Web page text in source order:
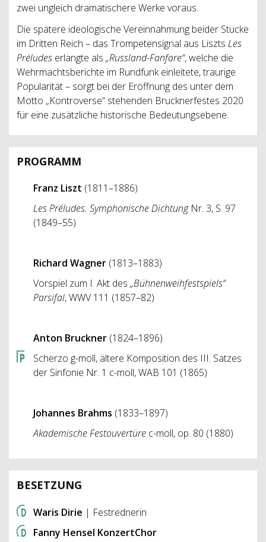
zwei ungleich dramatischere Werke voraus.
Die spätere ideologische Vereinnahmung beider Stücke
im Dritten Reich – das Trompetensignal aus Liszts Les
Préludes erlangte als „Russland-Fanfare“, welche die
Wehrmachtsberichte im Rundfunk einleitete, traurige
Popularität – sorgt bei der Eröffnung des unter dem
Motto „Kontroverse“ stehenden Brucknerfestes 2020
für eine zusätzliche historische Bedeutungsebene.
PROGRAMM
Franz Liszt (1811–1886)
Les Préludes. Symphonische DichtungNr. 3, S. 97
(1849–55)
Richard Wagner (1813–1883)
Vorspiel zum I. Akt des „Bühnenweihfestspiels“
Parsifal, WWV 111 (1857–82)
Anton Bruckner (1824–1896)
Scherzo g-moll, ältere Komposition des III. Satzes
der Sinfonie Nr. 1 c-moll, WAB 101 (1865)
Johannes Brahms (1833–1897)
Akademische Festouvertüre c-moll, op. 80 (1880)
BESETZUNG
Waris Dirie | Festrednerin
Fanny Hensel KonzertChor